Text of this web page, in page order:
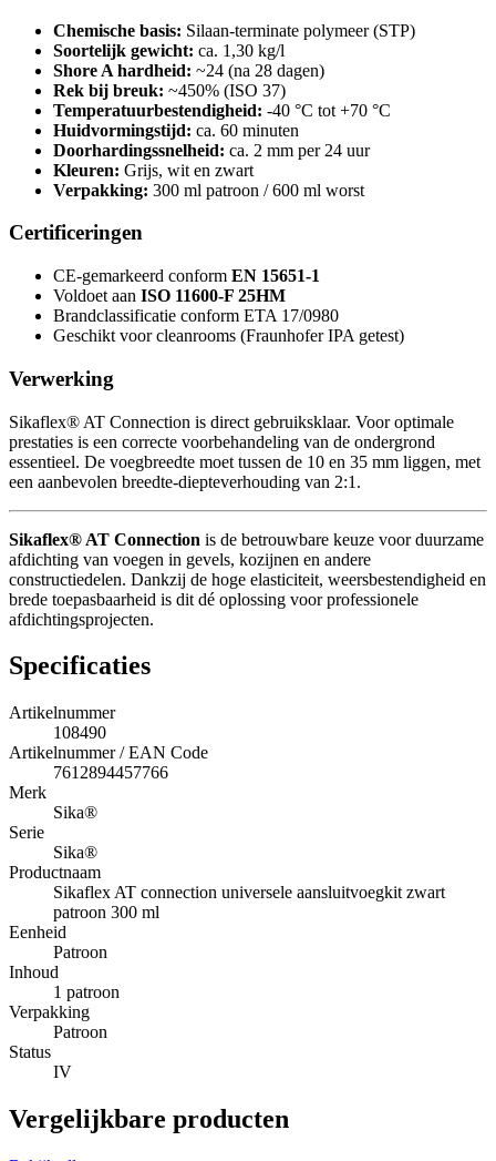
Chemische basis: Silaan-terminate polymeer (STP)
Soortelijk gewicht: ca. 1,30 kg/l
Shore A hardheid: ~24 (na 28 dagen)
Rek bij breuk: ~450% (ISO 37)
Temperatuurbestendigheid: -40 °C tot +70 °C
Huidvormingstijd: ca. 60 minuten
Doorhardingssnelheid: ca. 2 mm per 24 uur
Kleuren: Grijs, wit en zwart
Verpakking: 300 ml patroon / 600 ml worst
Certificeringen
CE-gemarkeerd conform EN 15651-1
Voldoet aan ISO 11600-F 25HM
Brandclassificatie conform ETA 17/0980
Geschikt voor cleanrooms (Fraunhofer IPA getest)
Verwerking
Sikaflex® AT Connection is direct gebruiksklaar. Voor optimale
prestaties is een correcte voorbehandeling van de ondergrond
essentieel. De voegbreedte moet tussen de 10 en 35 mm liggen, met
een aanbevolen breedte-diepteverhouding van 2:1.
Sikaflex® AT Connection is de betrouwbare keuze voor duurzame
afdichting van voegen in gevels, kozijnen en andere
constructiedelen. Dankzij de hoge elasticiteit, weersbestendigheid en
brede toepasbaarheid is dit dé oplossing voor professionele
afdichtingsprojecten.
Specificaties
Artikelnummer
108490
Artikelnummer / EAN Code
7612894457766
Merk
Sika®
Serie
Sika®
Productnaam
Sikaflex AT connection universele aansluitvoegkit zwart
patroon 300 ml
Eenheid
Patroon
Inhoud
1 patroon
Verpakking
Patroon
Status
IV
Vergelijkbare producten